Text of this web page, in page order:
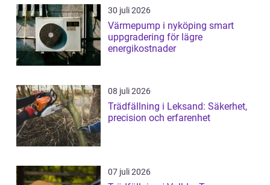
30 juli 2026
Värmepump i nyköping smart
uppgradering för lägre
energikostnader
08 juli 2026
Trädfällning i Leksand: Säkerhet,
precision och erfarenhet
07 juli 2026